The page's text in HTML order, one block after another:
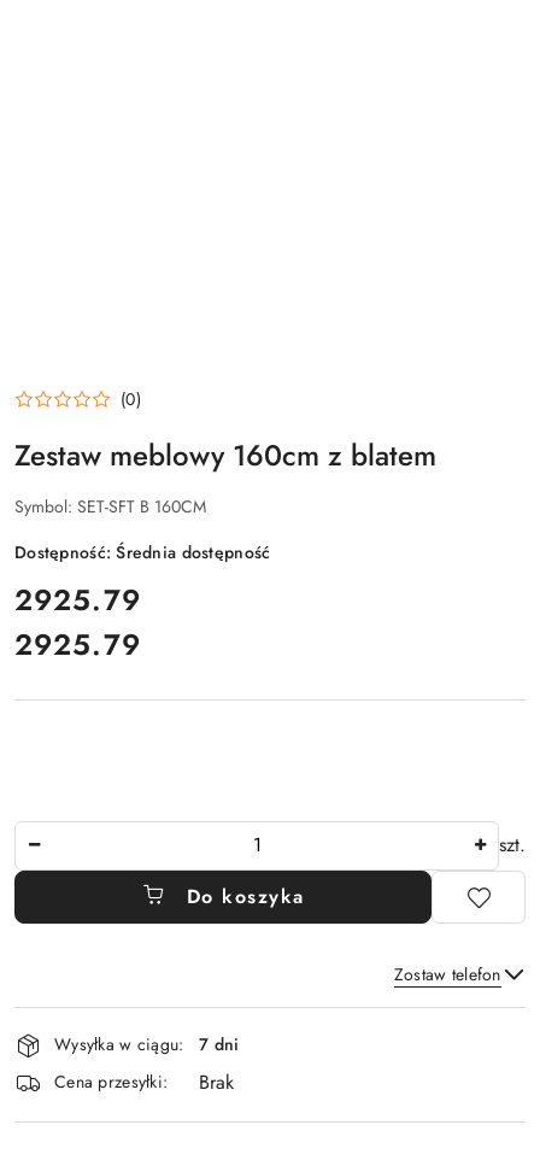
(0)
Zestaw meblowy 160cm z blatem
Symbol: SET-SFT B 160CM
Dostępność:Średnia dostępność
cena:
2925.79
Cena:
2925.79
szt.
Do koszyka
Zostaw telefon
Dostępność
i
dostawa
Wysyłka w ciągu:
7 dni
Cena przesyłki:
Brak